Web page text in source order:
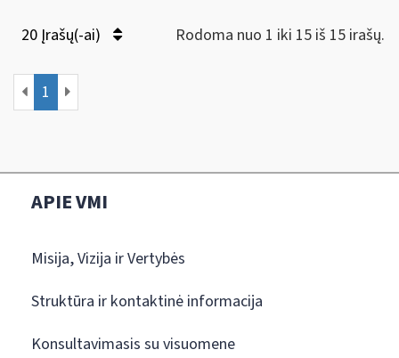
20 Įrašų(-ai) Rodoma nuo 1 iki 15 iš 15 irašų.
1
APIE VMI
Misija, Vizija ir Vertybės
Struktūra ir kontaktinė informacija
Konsultavimasis su visuomene